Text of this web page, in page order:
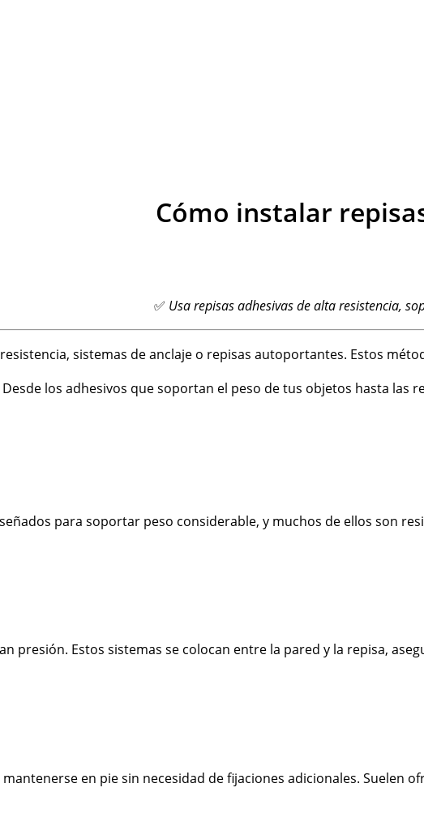
Cómo instalar
✅ Usa repisas adhesivas de alta resistencia,
sistemas de anclaje o repisas autoportantes. Estos
los adhesivos que soportan el peso de tus objetos hasta
para soportar peso considerable, y muchos de ellos son
Estos sistemas se colocan entre la pared y la repisa,
en pie sin necesidad de fijaciones adicionales.